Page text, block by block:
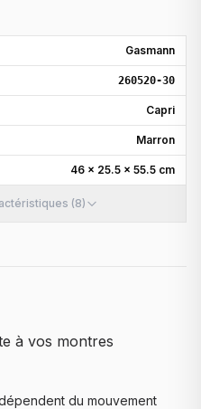
Gasmann
260520-30
Capri
Marron
46 × 25.5 × 55.5 cm
(8)
à vos montres
du mouvement